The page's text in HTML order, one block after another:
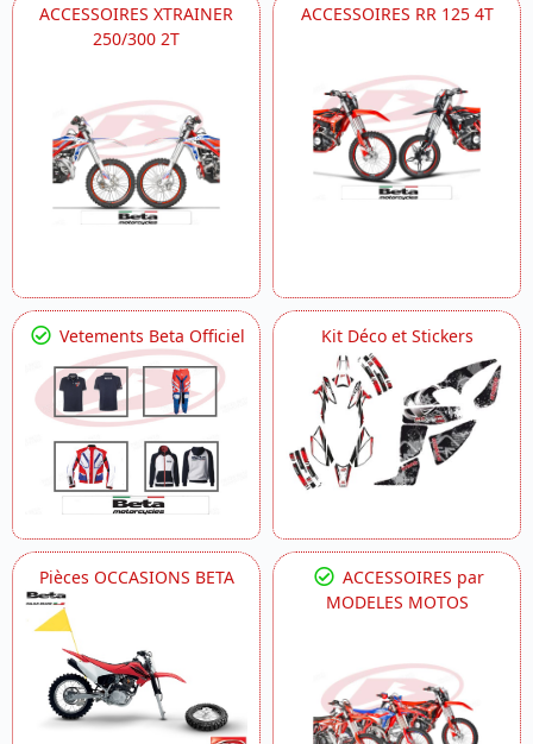
ACCESSOIRES XTRAINER
250/300 2T
ACCESSOIRES RR 125 4T
Vetements Beta Officiel Kit Déco et Stickers
Pièces OCCASIONS BETA
ACCESSOIRES par
MODELES MOTOS